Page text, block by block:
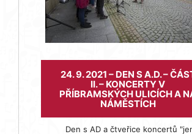
24. 9. 2021 – DEN S A.D. –
II. – KONCERTY V
PŘÍBRAMSKÝCH ULICÍCH A
NÁMĚSTÍCH
Den s AD a čtveřice koncertů